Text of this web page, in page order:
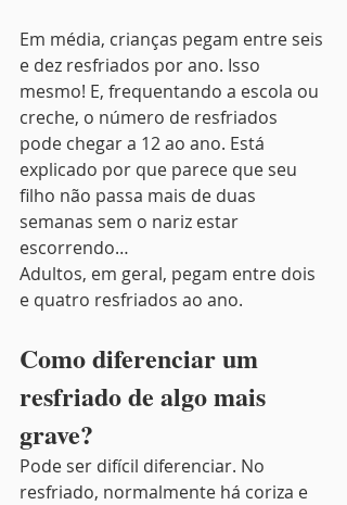
Em média, crianças pegam entre seis
e dez resfriados por ano. Isso
mesmo! E, frequentando a escola ou
creche, o número de resfriados
pode chegar a 12 ao ano. Está
explicado por que parece que seu
filho não passa mais de duas
semanas sem o nariz estar
escorrendo…
Adultos, em geral, pegam entre dois
e quatro resfriados ao ano.
Como diferenciar um
resfriado de algo mais
grave?
Pode ser difícil diferenciar. No
resfriado, normalmente há coriza e